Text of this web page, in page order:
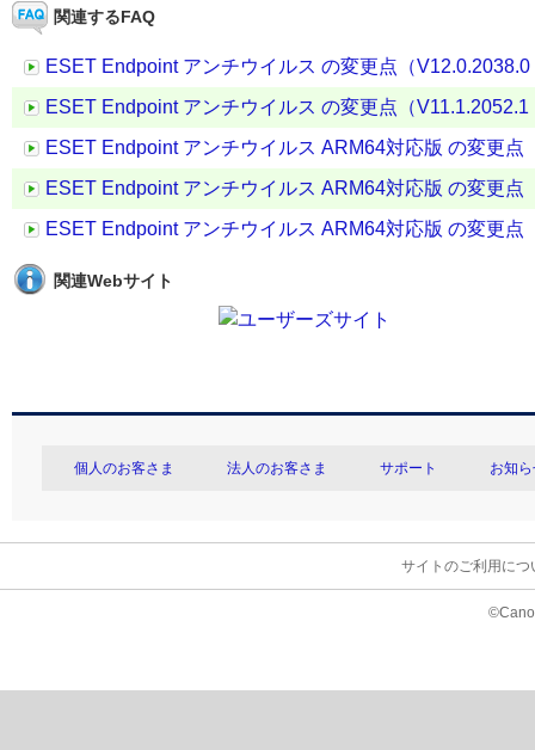
関連するFAQ
ESET Endpoint アンチウイルス の変更点（
ESET Endpoint アンチウイルス の変更点（
ESET Endpoint アンチウイルス ARM64対応版 の変更
ESET Endpoint アンチウイルス ARM64対応版 の変更
ESET Endpoint アンチウイルス ARM64対応版 の変更
関連Webサイト
個人のお客さま 法人のお客さま サポート お知
サイトのご利用につ